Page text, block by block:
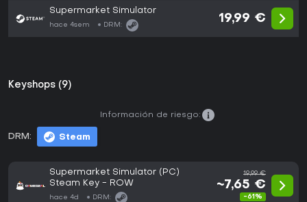
Supermarket Simulator
hace 4sem DRM:
19,99 €
Keyshops (9)
DRM: Steam
Información de riesgo:
Supermarket Simulator (PC)
Steam Key - ROW
hace 4d DRM:
19,99 €
~7,65 €
-61%